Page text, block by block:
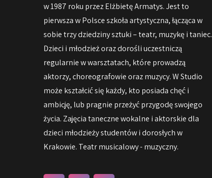
w 1987 roku przez Elżbietę Armatys. Jest to
pierwsza w Polsce szkoła artystyczna, łącząca w
sobie trzy dziedziny sztuki – teatr, muzykę i taniec.
Dzieci i młodzież oraz dorośli uczestniczą
regularnie w warsztatach, które prowadzą
aktorzy, choreografowie oraz muzycy. W Studio
może kształcić się każdy, kto posiada chęć i
ambicję, lub pragnie przeżyć przygodę swojego
życia. Zajęcia taneczne wokalne i aktorskie dla
dzieci młodzieży studentów i dorosłych w
Krakowie. Teatr musicalowy - muzyczny.